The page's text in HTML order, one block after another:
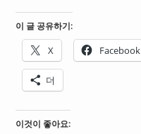
이 글 공유하기:
X Facebook
더
이것이 좋아요: